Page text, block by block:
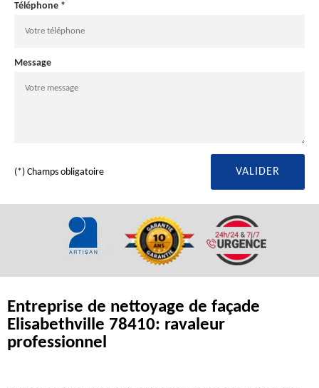
Téléphone *
Message
(*) Champs obligatoire
Entreprise de nettoyage de façade
Elisabethville 78410: ravaleur
professionnel